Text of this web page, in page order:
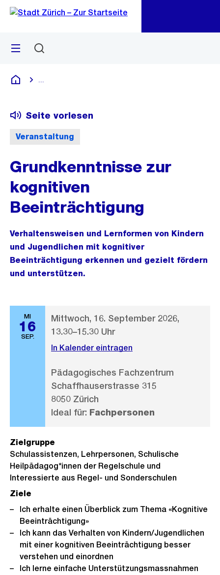
Navigation
Sprunglink
Menü
Deutsch
Veranstaltung
Seite vorlesen
Grundkenntnisse zur
kognitiven
Beeinträchtigung
Verhaltensweisen und Lernformen von Kindern
und Jugendlichen mit kognitiver
Beeinträchtigung erkennen und gezielt fördern
und unterstützen.
MI
16
SEP.
Mittwoch, 16. September 2026,
13.30–15.30 Uhr
In Kalender eintragen
Pädagogisches Fachzentrum
Schaffhauserstrasse 315
8050 Zürich
Ideal für: Fachpersonen
Zielgruppe
Schulassistenzen, Lehrpersonen, Schulische
Heilpädagog*innen der Regelschule und
Interessierte aus Regel- und Sonderschulen
Ziele
Ich erhalte einen Überblick zum Thema «Kognitive
Beeinträchtigung»
Ich kann das Verhalten von Kindern/Jugendlichen
mit einer kognitiven Beeinträchtigung besser
verstehen und einordnen
Ich lerne einfache Unterstützungsmassnahmen